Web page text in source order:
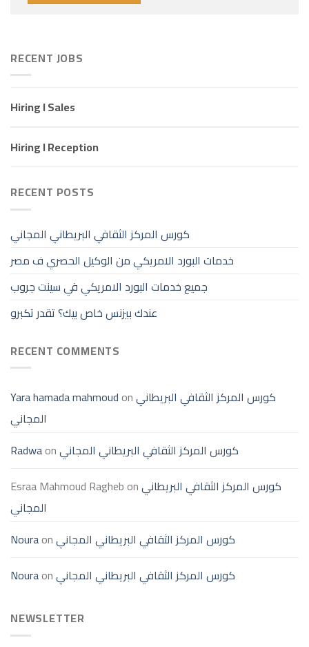
RECENT JOBS
Hiring I Sales
Hiring I Reception
RECENT POSTS
كورس المركز الثقافي البريطاني المجاني
خدمات البورد الامريكي من الوكيل الحصري ف مصر
جميع خدمات البورد الامريكي في سينت جروب
عندك بيزنس خاص بيك؟ تقدر تكبرو
RECENT COMMENTS
Yara hamada mahmoudonكورس المركز الثقافي البريطاني
المجاني
Radwaonكورس المركز الثقافي البريطاني المجاني
Esraa Mahmoud Raghebonكورس المركز الثقافي البريطاني
المجاني
Nouraonكورس المركز الثقافي البريطاني المجاني
Nouraonكورس المركز الثقافي البريطاني المجاني
NEWSLETTER